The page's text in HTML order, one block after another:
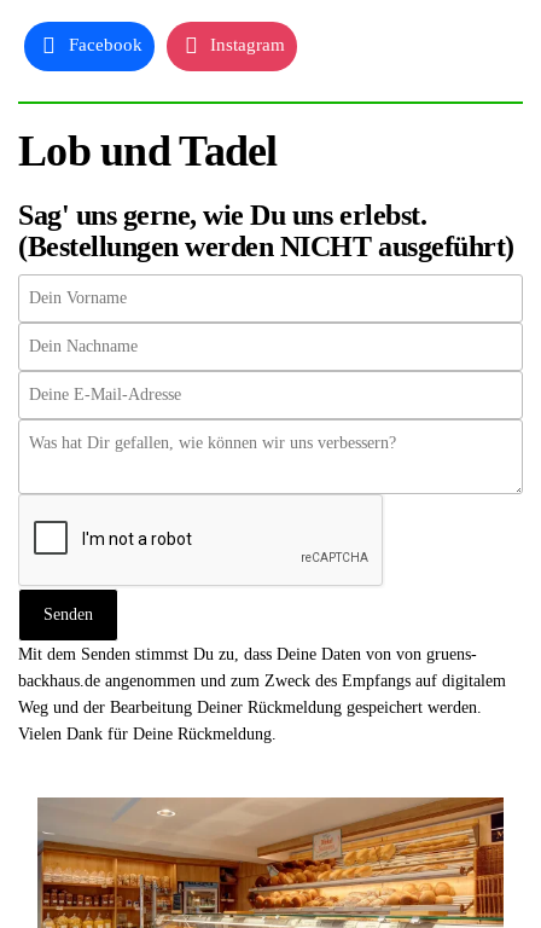
Facebook Instagram
Lob und Tadel
Sag' uns gerne, wie Du uns erlebst.
(Bestellungen werden NICHT ausgeführt)
Mit dem Senden stimmst Du zu, dass Deine Daten von von gruens-
backhaus.de angenommen und zum Zweck des Empfangs auf digitalem
Weg und der Bearbeitung Deiner Rückmeldung gespeichert werden.
Vielen Dank für Deine Rückmeldung.